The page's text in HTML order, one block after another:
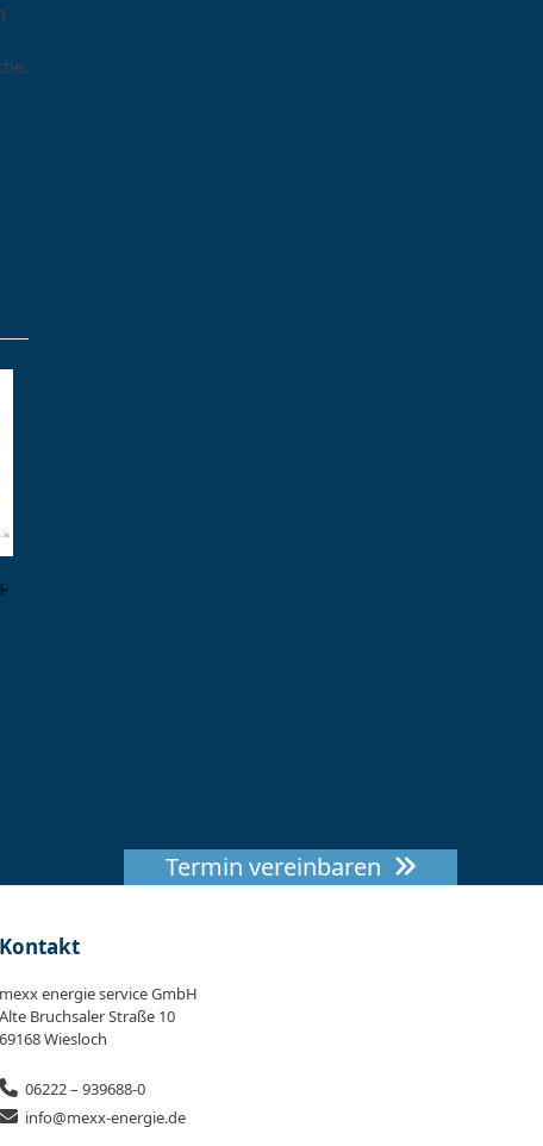
Termin vereinbaren
Kontakt
mexx energie service GmbH
Alte Bruchsaler Straße 10
69168 Wiesloch
06222 – 939688-0
info@mexx-energie.de